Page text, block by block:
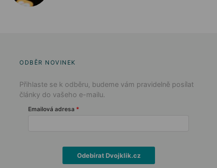
ODBĚR NOVINEK
Přihlaste se k odběru, budeme vám pravidelně posílat
články do vašeho e-mailu.
Emailová adresa
Odebírat Dvojklik.cz